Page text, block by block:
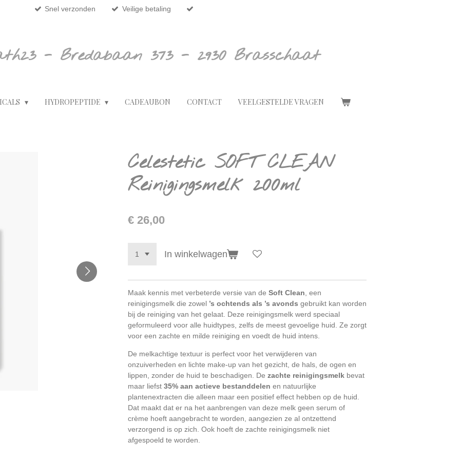
Snel verzonden Veilige betaling
- Bredabaan 373 - 2930 Brasschaat
HYDROPEPTIDE CADEAUBON CONTACT VEELGESTELDE VRAGEN
Celestetic SOFT CLEAN
Reinigingsmelk 200ml
€ 26,00
In winkelwagen
Maak kennis met verbeterde versie van de Soft Clean , een
reinigingsmelk die zowel ’s ochtends als ’s avonds gebruikt kan worden
bij de reiniging van het gelaat. Deze reinigingsmelk werd speciaal
geformuleerd voor alle huidtypes, zelfs de meest gevoelige huid. Ze zorgt
voor een zachte en milde reiniging en voedt de huid intens.
De melkachtige textuur is perfect voor het verwijderen van
onzuiverheden en lichte make-up van het gezicht, de hals, de ogen en
lippen, zonder de huid te beschadigen. De zachte reinigingsmelk bevat
maar liefst 35% aan actieve bestanddelen en natuurlijke
plantenextracten die alleen maar een positief effect hebben op de huid.
Dat maakt dat er na het aanbrengen van deze melk geen serum of
crème hoeft aangebracht te worden, aangezien ze al ontzettend
verzorgend is op zich. Ook hoeft de zachte reinigingsmelk niet
afgespoeld te worden.